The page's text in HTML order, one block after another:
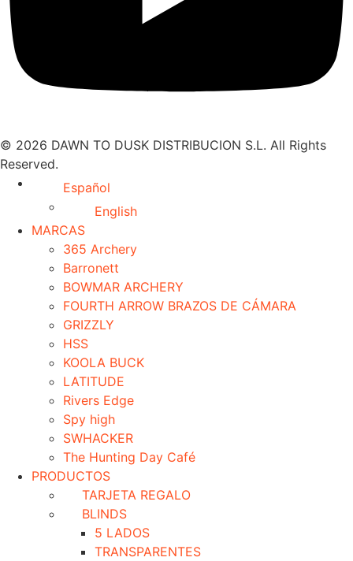
© 2026 DAWN TO DUSK DISTRIBUCION S.L. All Rights
Reserved.
Español
English
MARCAS
365 Archery
Barronett
BOWMAR ARCHERY
FOURTH ARROW BRAZOS DE CÁMARA
GRIZZLY
HSS
KOOLA BUCK
LATITUDE
Rivers Edge
Spy high
SWHACKER
The Hunting Day Café
PRODUCTOS
TARJETA REGALO
BLINDS
5 LADOS
TRANSPARENTES